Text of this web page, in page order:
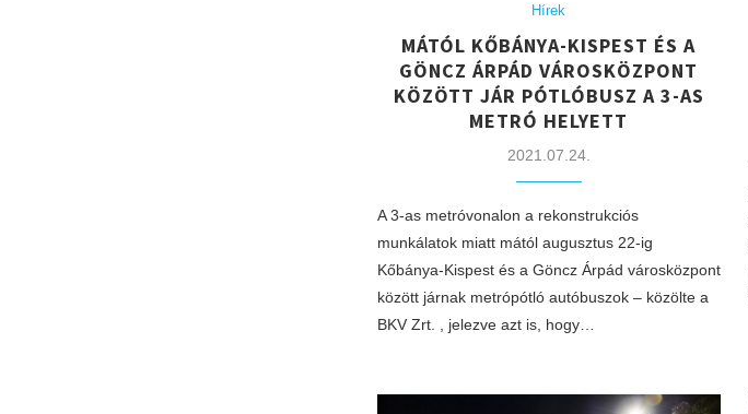
Hírek
MÁTÓL KŐBÁNYA-KISPEST ÉS A
GÖNCZ ÁRPÁD VÁROSKÖZPONT
KÖZÖTT JÁR PÓTLÓBUSZ A 3-AS
METRÓ HELYETT
2021.07.24.
A 3-as metróvonalon a rekonstrukciós
munkálatok miatt mától augusztus 22-ig
Kőbánya-Kispest és a Göncz Árpád városközpont
között járnak metrópótló autóbuszok – közölte a
BKV Zrt. , jelezve azt is, hogy…